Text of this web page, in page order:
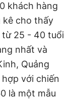
khách hàng
kê cho thấy
từ 25 - 40 tuổi
nhất và
Quảng
với chiến
là một mẫu